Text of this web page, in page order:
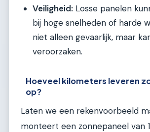
Veiligheid: Losse panelen
bij hoge snelheden of harde
niet alleen gevaarlijk, maar
veroorzaken.
Hoeveel kilometers leveren
op?
Laten we een rekenvoorbeeld
monteert een zonnepaneel van